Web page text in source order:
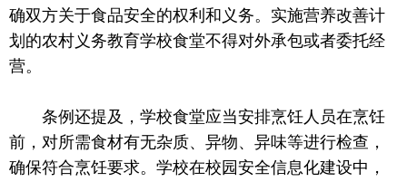
确双方关于食品安全的权利和义务。实施营养改善计
划的农村义务教育学校食堂不得对外承包或者委托经
营。
条例还提及，学校食堂应当安排烹饪人员在烹饪
前，对所需食材有无杂质、异物、异味等进行检查，
确保符合烹饪要求。学校在校园安全信息化建设中，